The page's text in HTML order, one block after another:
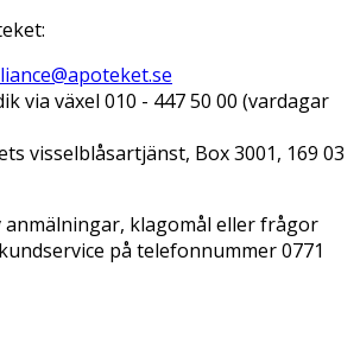
via växel 010 - 447 50 00 (vardagar
visselblåsartjänst, Box 3001, 169 03
anmälningar, klagomål eller frågor
på telefonnummer 0771